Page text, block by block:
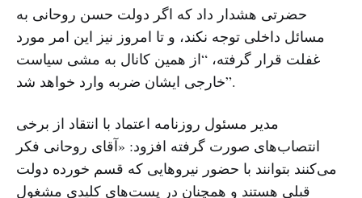
حضرتی هشدار داد که اگر دولت حسن روحانی به
مسائل داخلی توجه نکند، و تا امروز نیز این امر مورد
غفلت قرار گرفته، “از همین کانال به مشی سیاست
خارجی ایشان ضربه وارد خواهد شد”.
مدیر مسئول روزنامه اعتماد با انتقاد از برخی
انتصاب‌های صورت گرفته افزود: «آقای روحانی فکر
می‌کنند بتوانند با حضور نیروهایی که قسم خورده دولت
قبلی هستند و همچنان در پست‌های کلیدی مشغول